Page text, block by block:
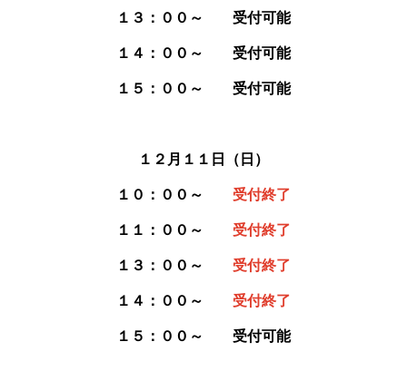
１３：００～ 受付可能
１４：００～ 受付可能
１５：００～ 受付可能
１２月１１日（日）
１０：００～ 受付終了
１１：００～ 受付終了
１３：００～ 受付終了
１４：００～ 受付終了
１５：００～ 受付可能